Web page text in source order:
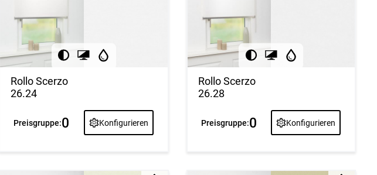
Rollo Scerzo
26.24
Konfigurieren
Preisgruppe:0
Rollo Scerzo
26.28
Konfigurieren
Preisgruppe:0